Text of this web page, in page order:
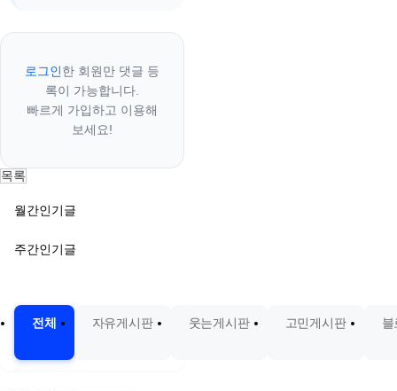
로그인한 회원만 댓글 등
록이 가능합니다.
빠르게 가입하고 이용해
보세요!
목록
월간인기글
주간인기글
전체 자유게시판 웃는게시판 고민게시판 블